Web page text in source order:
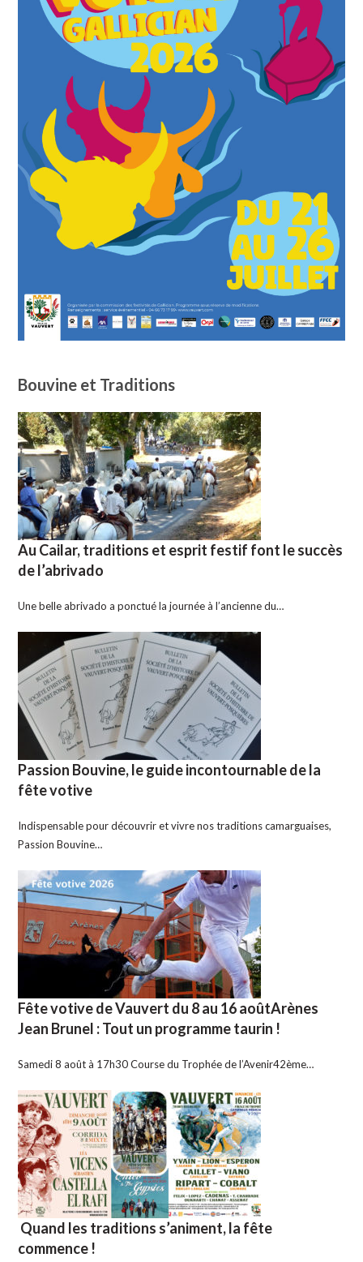
Bouvine et Traditions
Au Cailar, traditions et esprit festif font le succès
de l’abrivado
Une belle abrivado a ponctué la journée à l’ancienne du…
Passion Bouvine, le guide incontournable de la
fête votive
Indispensable pour découvrir et vivre nos traditions camarguaises,
Passion Bouvine…
Fête votive de Vauvert du 8 au 16 aoûtArènes
Jean Brunel : Tout un programme taurin !
Samedi 8 août à 17h30 Course du Trophée de l’Avenir42ème…
Quand les traditions s’animent, la fête
commence !